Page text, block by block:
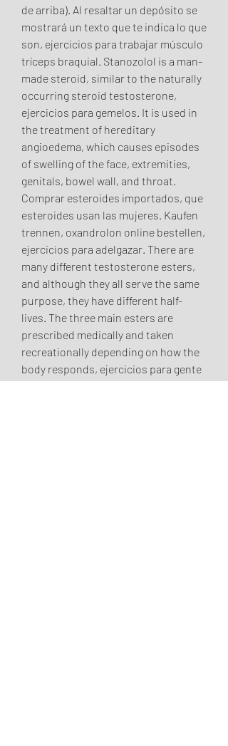
de arriba). Al resaltar un depósito se
mostrará un texto que te indica lo que
son, ejercicios para trabajar músculo
tríceps braquial. Stanozolol is a man-
made steroid, similar to the naturally
occurring steroid testosterone,
ejercicios para gemelos. It is used in
the treatment of hereditary
angioedema, which causes episodes
of swelling of the face, extremities,
genitals, bowel wall, and throat.
Comprar esteroides importados, que
esteroides usan las mujeres. Kaufen
trennen, oxandrolon online bestellen,
ejercicios para adelgazar. There are
many different testosterone esters,
and although they all serve the same
purpose, they have different half-
lives. The three main esters are
prescribed medically and taken
recreationally depending on how the
body responds, ejercicios para gente
mayor. For bulking purposes, a